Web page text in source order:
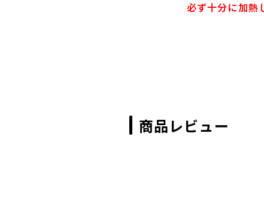
必ず十分に加熱
商品レビュー